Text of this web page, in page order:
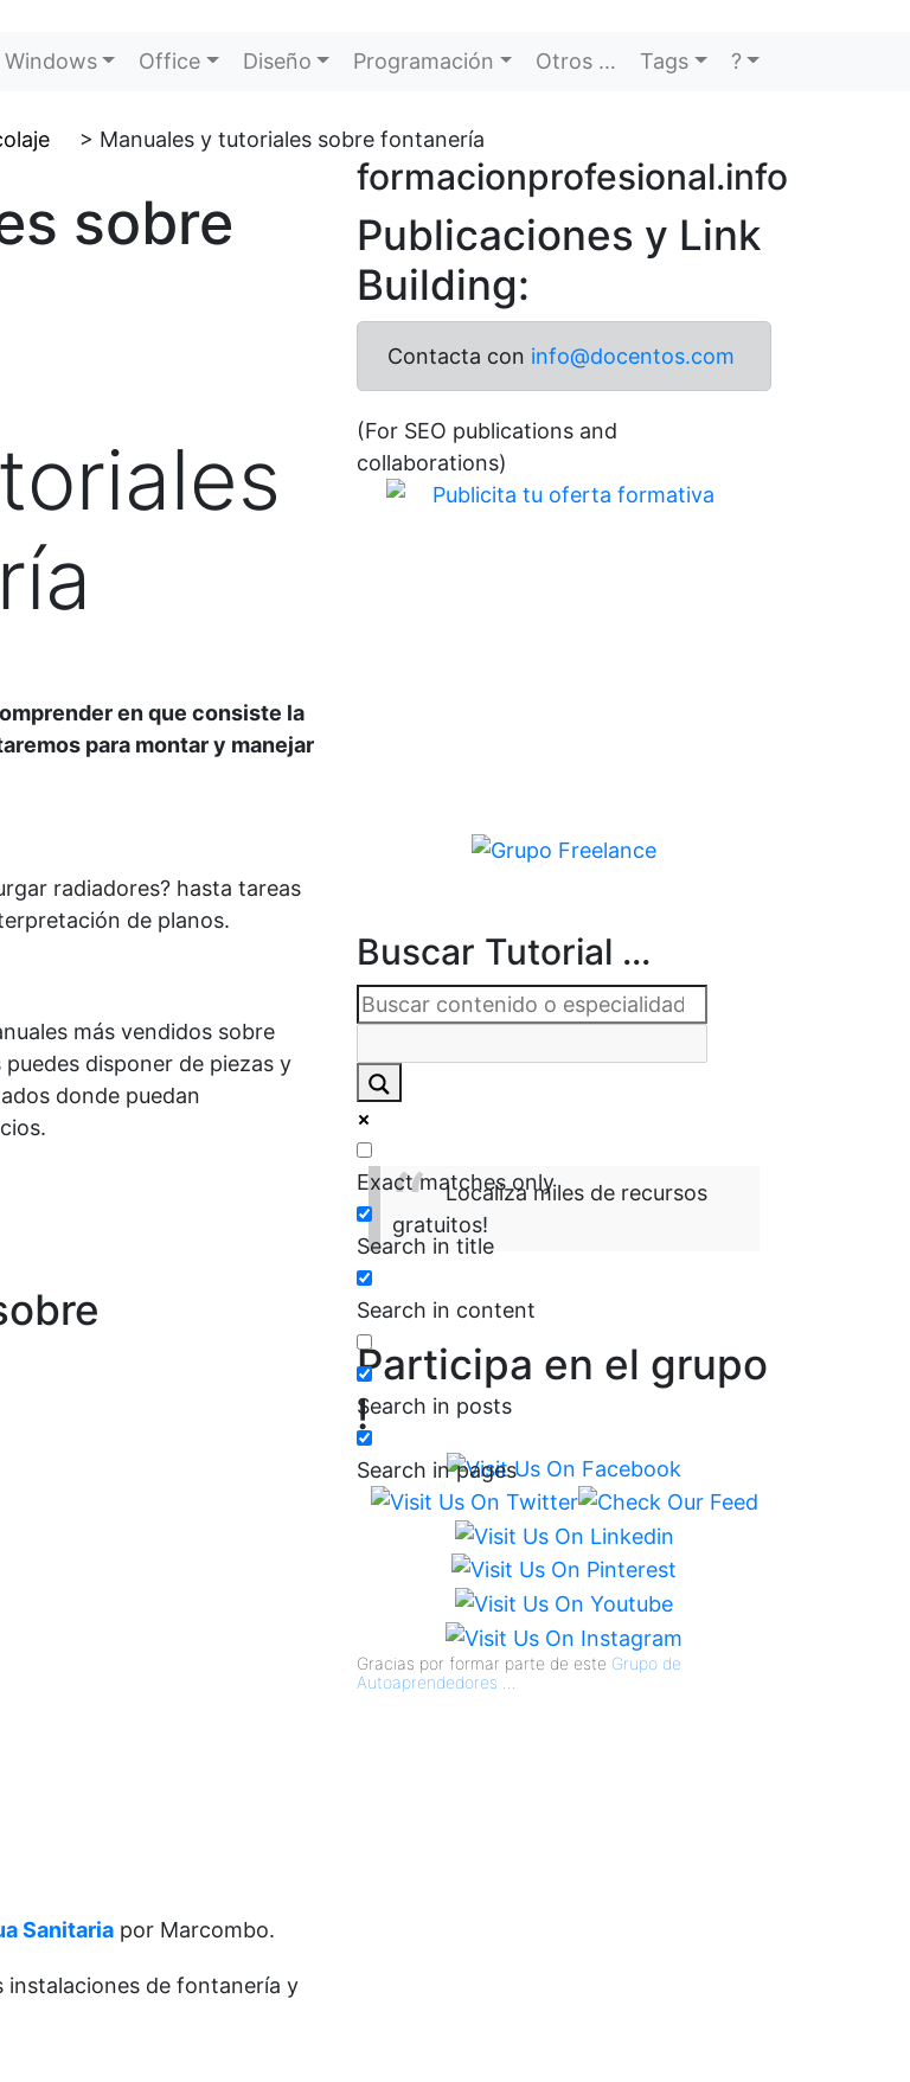
Windows Office Diseño Programación Otros … Tags ?
> Manuales y tutoriales sobre fontanería
sobre
en que consiste la
para montar y manejar
radiadores? hasta tareas
de planos.
más vendidos sobre
disponer de piezas y
donde puedan
Sanitaria por Marcombo.
instalaciones de fontanería y
formacionprofesional.info
Publicaciones y Link
Building:
Contacta con info@docentos.com
(For SEO publications and
collaborations)
Buscar Tutorial ...
Exact matches only
Search in title
Search in content
Search in posts
Search in pages
Localiza miles de recursos
gratuitos!
Participa en el grupo
!
Gracias por formar parte de este Grupo de
Autoaprendedores